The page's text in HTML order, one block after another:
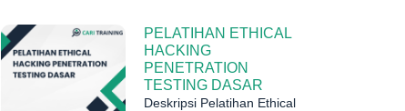
PELATIHAN ETHICAL
HACKING
PENETRATION
TESTING DASAR
Deskripsi Pelatihan Ethical